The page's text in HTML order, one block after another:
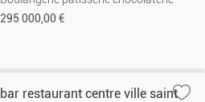
295 000,00 €
bar restaurant centre ville saint